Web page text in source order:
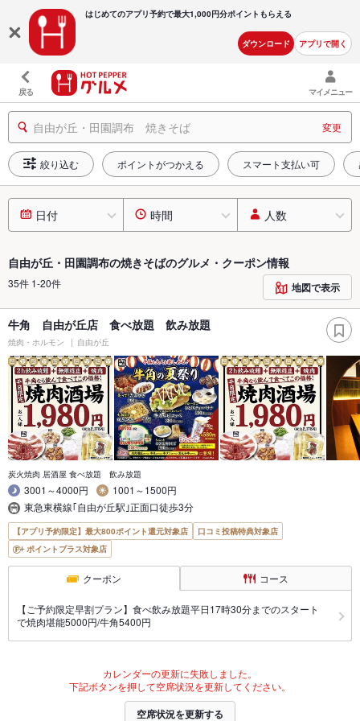
はじめてのアプリ予約で最大1,000円分ポイントもらえる
ダウンロード アプリで開く
戻る マイメニュー
自由が丘・田園調布 焼きそば 変更
絞り込む ポイントがつかえる スマート支払い可
日付 時間 人数
自由が丘・田園調布の焼きそばのグルメ・クーポン情報
35件 1-20件 地図で表示
牛角 自由が丘店 食べ放題 飲み放題
焼肉・ホルモン 自由が丘
炭火焼肉 居酒屋 食べ放題 飲み放題
3001～4000円
1001～1500円
東急東横線｢自由が丘駅｣正面口徒歩3分
【アプリ予約限定】最大800ポイント還元対象店
口コミ投稿特典対象店
ポイントプラス対象店
クーポン コース
【ご予約限定早割プラン】食べ飲み放題平日17時30分までのスタート
で焼肉堪能5000円/牛角5400円
カレンダーの更新に失敗しました。
下記ボタンを押して空席状況を更新してください。
空席状況を更新する